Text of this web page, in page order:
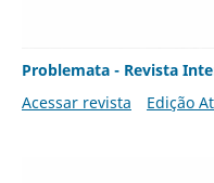
Problemata - Revista
Acessar revista
Edição